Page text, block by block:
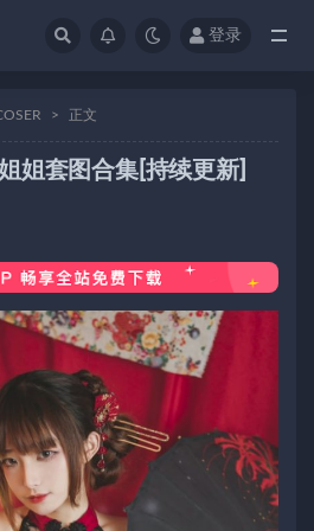
登录
正文
姐套图合集[持续更新]